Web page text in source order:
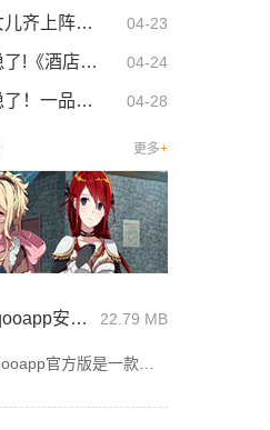
妈妈女儿齐上阵！这5大策略让你们关系更亲密，感情升温不可挡！ 04-23
这波稳了!《酒店激战》1-5集免费观看中文版，网友疯狂推荐！ 04-24
这波稳了！一品国精和二品国精的文化意义深度解析！谁懂啊 04-28
更多+
qooapp安卓版 22.79 MB